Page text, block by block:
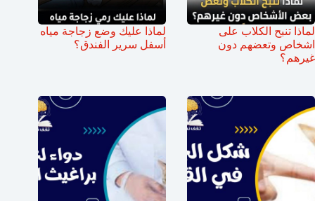
لماذا تنبح الكلاب على
اشخاص وتعضهم دون
غيرهم؟
لماذا عليك وضع زجاجة مياه
أسفل سرير الفندق؟